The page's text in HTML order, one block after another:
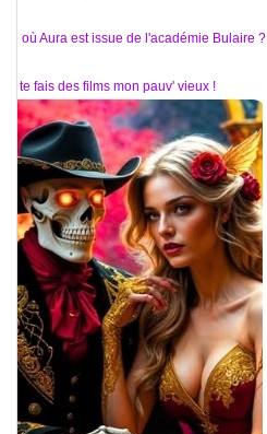
De où Aura est issue de l'académie Bulaire ?
Tu te fais des films mon pauv' vieux !